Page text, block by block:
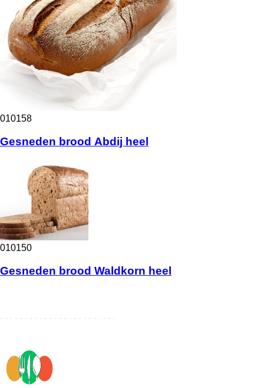
010158
Gesneden brood Abdij heel
010150
Gesneden brood Waldkorn heel